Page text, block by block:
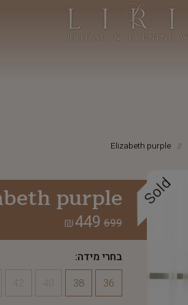
Elizabeth purple
Sold
purple
699
449
₪
בחרי מידה:
36
38